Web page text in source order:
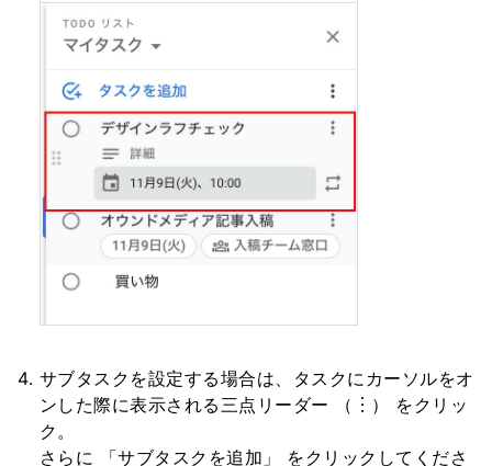
サブタスクを設定する場合は、タスクにカーソルをオ
ンした際に表示される三点リーダー （︙） をクリッ
ク。
さらに 「サブタスクを追加」 をクリックしてくださ